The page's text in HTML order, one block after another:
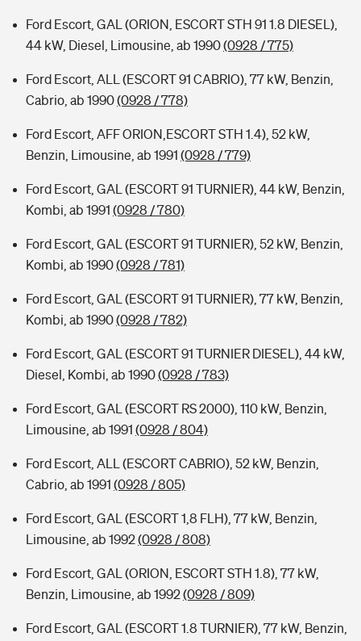
Ford Escort, GAL (ORION, ESCORT STH 91 1.8 DIESEL),
44 kW, Diesel, Limousine, ab 1990(0928 / 775)
Ford Escort, ALL (ESCORT 91 CABRIO), 77 kW, Benzin,
Cabrio, ab 1990(0928 / 778)
Ford Escort, AFF ORION,ESCORT STH 1.4), 52 kW,
Benzin, Limousine, ab 1991 (0928 / 779)
Ford Escort, GAL (ESCORT 91 TURNIER), 44 kW, Benzin,
Kombi, ab 1991 (0928 / 780)
Ford Escort, GAL (ESCORT 91 TURNIER), 52 kW, Benzin,
Kombi, ab 1990(0928 / 781)
Ford Escort, GAL (ESCORT 91 TURNIER), 77 kW, Benzin,
Kombi, ab 1990(0928 / 782)
Ford Escort, GAL (ESCORT 91 TURNIER DIESEL), 44 kW,
Diesel, Kombi, ab 1990(0928 / 783)
Ford Escort, GAL (ESCORT RS 2000), 110 kW, Benzin,
Limousine, ab 1991 (0928 / 804)
Ford Escort, ALL (ESCORT CABRIO), 52 kW, Benzin,
Cabrio, ab 1991 (0928 / 805)
Ford Escort, GAL (ESCORT 1,8 FLH), 77 kW, Benzin,
Limousine, ab 1992(0928 / 808)
Ford Escort, GAL (ORION, ESCORT STH 1.8), 77 kW,
Benzin, Limousine, ab 1992(0928 / 809)
Ford Escort, GAL (ESCORT 1.8 TURNIER), 77 kW, Benzin,